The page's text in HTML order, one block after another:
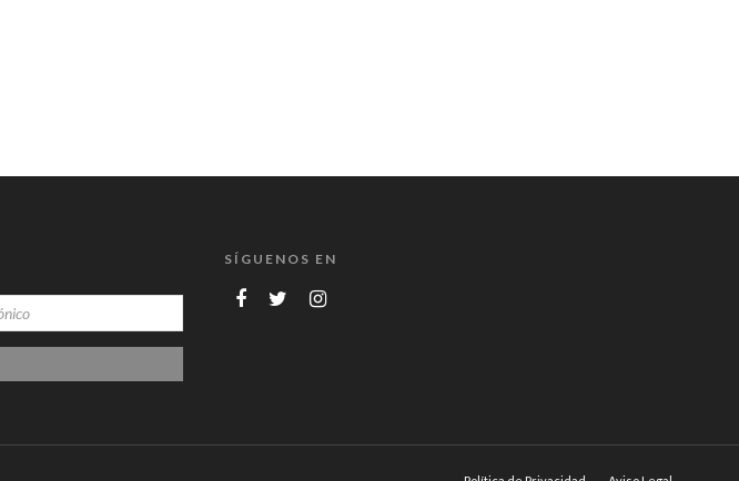
SÍGUENOS EN